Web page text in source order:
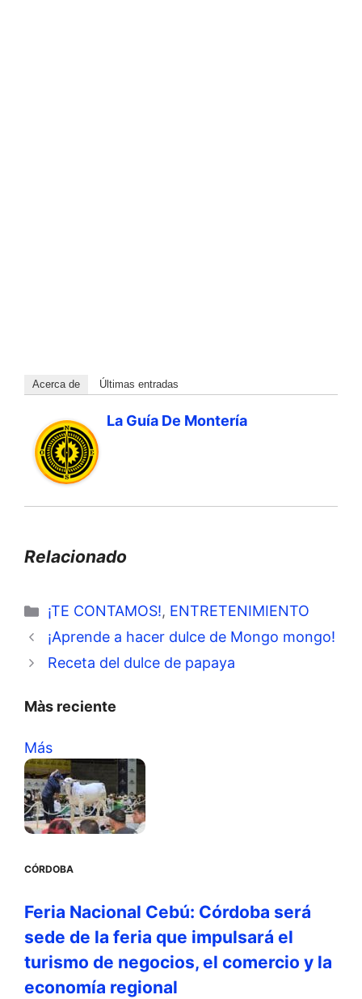
Acerca de Últimas entradas
La Guía De Montería
Relacionado
Categorías
¡TE CONTAMOS!, ENTRETENIMIENTO
¡Aprende a hacer dulce de Mongo mongo!
Receta del dulce de papaya
Màs reciente
Más
CÓRDOBA
Feria Nacional Cebú: Córdoba será
sede de la feria que impulsará el
turismo de negocios, el comercio y la
economía regional